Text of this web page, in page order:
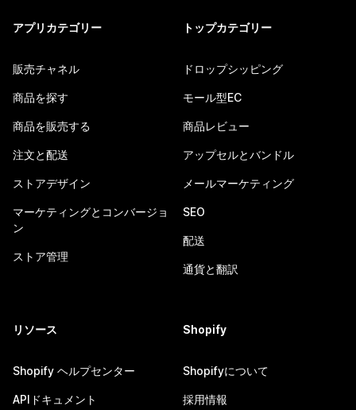
アプリカテゴリー
販売チャネル
商品を探す
商品を販売する
注文と配送
ストアデザイン
マーケティングとコンバージョ
ン
ストア管理
トップカテゴリー
ドロップシッピング
モール型EC
商品レビュー
アップセルとバンドル
メールマーケティング
SEO
配送
通貨と翻訳
リソース
Shopify ヘルプセンター
APIドキュメント
Shopify
Shopifyについて
採用情報